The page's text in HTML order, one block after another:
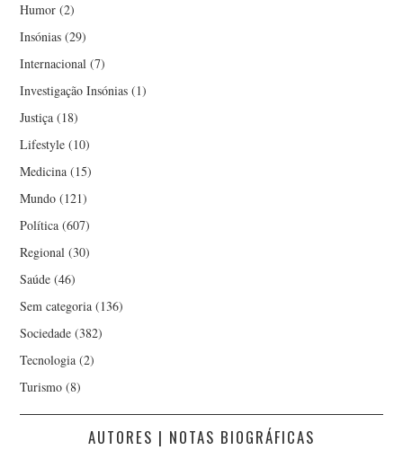
LUÍS GONÇALVES SECO
LUÍSA TEIXEIRA VAZ
LUIZ ALONSO
MANUEL DAMAS
MANUEL JORGE
MARCO AURÉLIO
CARVALHO
MARCO VERÍSSIMO
Humor (2)
Insónias (29)
Internacional (7)
Investigação Insónias (1)
Justiça (18)
Lifestyle (10)
Medicina (15)
Mundo (121)
Política (607)
Regional (30)
Saúde (46)
Sem categoria (136)
Sociedade (382)
Tecnologia (2)
Turismo (8)
AUTORES | NOTAS BIOGRÁFICAS